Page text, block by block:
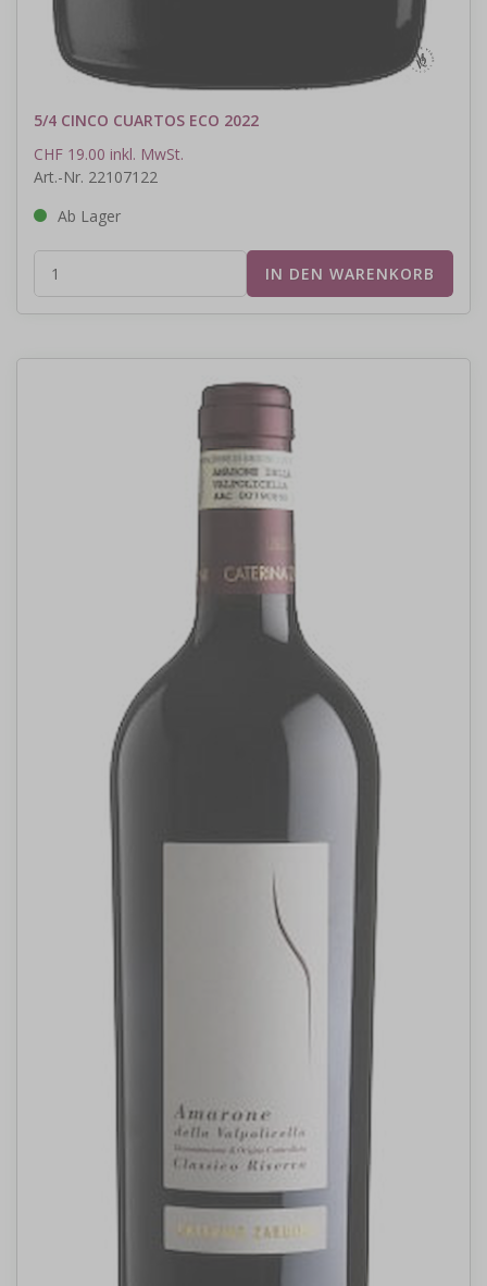
5/4 CINCO CUARTOS ECO 2022
CHF 19.00 inkl. MwSt.
Art.-Nr. 22107122
Ab Lager